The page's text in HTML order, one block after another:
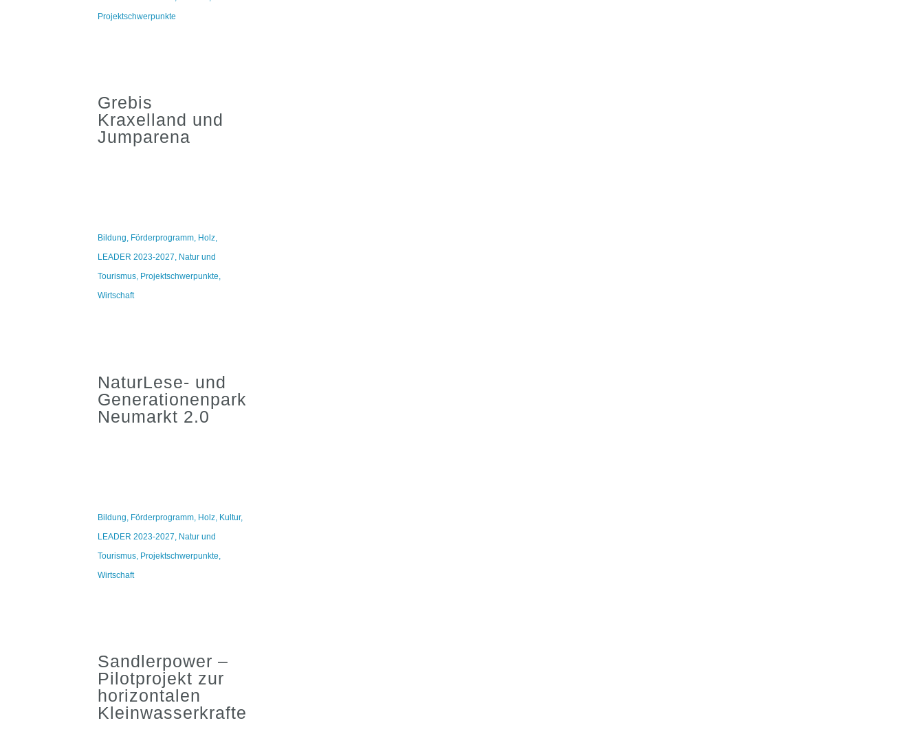
Projektschwerpunkte
Grebis
Kraxelland und
Jumparena
Bildung, Förderprogramm, Holz,
LEADER 2023-2027, Natur und
Tourismus, Projektschwerpunkte,
Wirtschaft
NaturLese- und
Generationenpark
Neumarkt 2.0
Bildung Förderprogramm Holz Kultur,
LEADER 2023-2027 Natur und
Tourismus Projektschwerpunkte
Wirtschaft
Sandlerpower –
Pilotprojekt zur
horizontalen
Kleinwasserkrafterzeugung